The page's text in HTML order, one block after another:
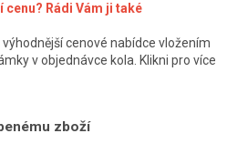
cenu? Rádi Vám ji také
cenové nabídce vložením
v objednávce kola. Klikni pro více
zboží